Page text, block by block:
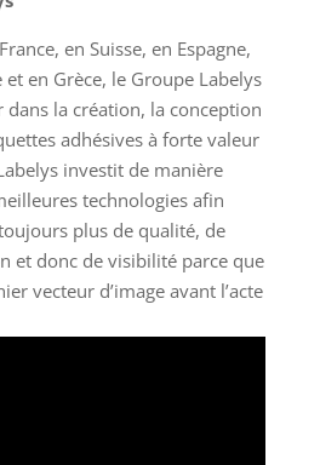
en Suisse, en Espagne,
en Grèce, le Groupe Labelys
dans la création, la conception
adhésives à forte valeur
investit de manière
technologies afin
plus de qualité, de
et donc de visibilité parce que
vecteur d’image avant l’acte